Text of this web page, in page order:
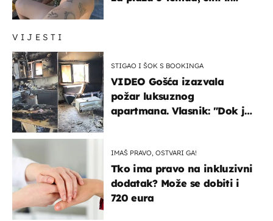
VIJESTI
STIGAO I ŠOK S BOOKINGA
VIDEO Gošća izazvala
požar luksuznog
apartmana. Vlasnik: "Dok je
IMAŠ PRAVO, OSTVARI GA!
Tko ima pravo na inkluzivni
dodatak? Može se dobiti i
720 eura